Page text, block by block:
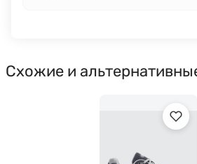
Схожие и